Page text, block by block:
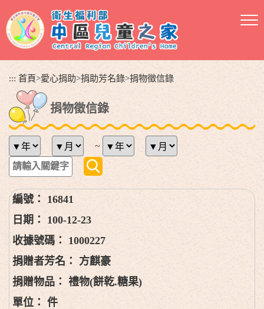
到
主
::: 首頁>愛心捐助>捐助芳名錄>捐物徵信錄
捐物徵信錄
~
16841
100-12-23
1000227
方麒豪
禮物(餅乾.糖果)
件